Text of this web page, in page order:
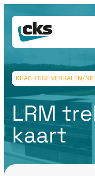
KRACHTIGE VERHALEN/
LRM
kaart